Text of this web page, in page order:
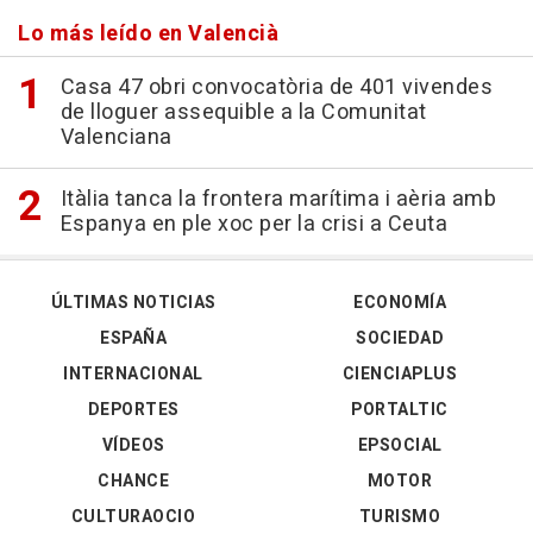
Lo más leído en Valencià
Casa 47 obri convocatòria de 401 vivendes
de lloguer assequible a la Comunitat
Valenciana
Itàlia tanca la frontera marítima i aèria amb
Espanya en ple xoc per la crisi a Ceuta
ÚLTIMAS NOTICIAS
ESPAÑA
INTERNACIONAL
DEPORTES
VÍDEOS
ECONOMÍA
SOCIEDAD
CIENCIAPLUS
PORTALTIC
EPSOCIAL
CHANCE
CULTURAOCIO
MOTOR
TURISMO